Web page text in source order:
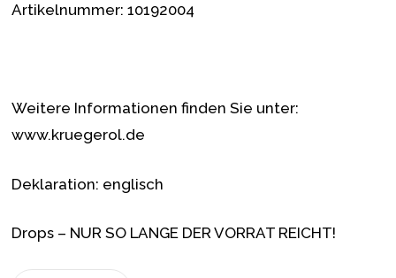
Artikelnummer: 10192004
Weitere Informationen finden Sie unter:
www.kruegerol.de
Deklaration: englisch
Drops – NUR SO LANGE DER VORRAT REICHT!